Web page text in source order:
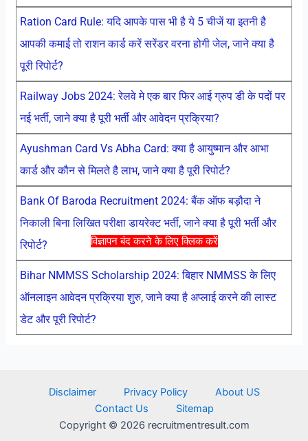
विज्ञापन बंद करने के लिए क्लिक करें
Ration Card Rule: यदि आपके पास भी है ये 5 चीजें या इतनी है
आपकी कमाई तो राशन कार्ड करें सरेंडर वरना होगी जेल, जाने क्या है
पूरी रिपोर्ट?
Railway Jobs 2024: रेलवे मे एक बार फिर आई ग्रुप डी के पदों पर
नई भर्ती, जाने क्या है पूरी भर्ती और आवेदन प्रक्रिया?
Ayushman Card Vs Abha Card: क्या है आयुष्मान और आभा
कार्ड और कौन से मिलते है लाभ, जाने क्या है पूरी रिपोर्ट?
Bank Of Baroda Recruitment 2024: बैंक ऑफ बड़ौदा ने
निकाली बिना लिखित परीक्षा डायरेक्ट भर्ती, जाने क्या है पूरी भर्ती और
रिपोर्ट?
Bihar NMMSS Scholarship 2024: बिहार NMMSS के लिए
ऑनलाइन आवेदन प्रक्रिया शुरु, जाने क्या है अप्लाई करने की लास्ट
डेट और पूरी रिपोर्ट?
Disclaimer Privacy Policy
About US
Contact Us
Sitemap
Copyright © 2026 recruitmentresult.com